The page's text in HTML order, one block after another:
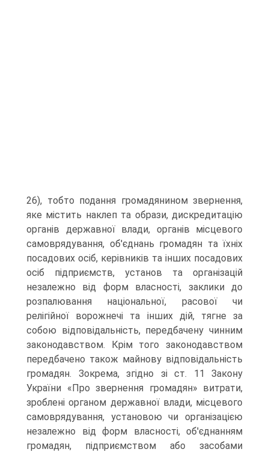
26), тобто по­дання громадянином звернення,
яке містить наклеп та образи, дис­кредитацію
органів державної влади, органів місцевого
самовряду­вання, об'єднань громадян та їхніх
посадових осіб, керівників та ін­ших посадових
осіб підприємств, установ та організацій
незалежно від форм власності, заклики до
розпалювання національної, расової чи
релігійної ворожнечі та інших дій, тягне за
собою відповідаль­ність, передбачену чинним
законодавством. Крім того законодавст­вом
передбачено також майнову відповідальність
громадян. Зок­рема, згідно зі ст. 11 Закону
України «Про звернення громадян» ви­трати,
зроблені органом державної влади, місцевого
самовряду­вання, установою чи організацією
незалежно від форм власності, об'єднанням
громадян, підприємством або засобами